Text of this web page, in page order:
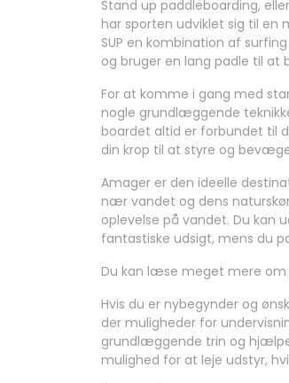
Stand up paddleboarding,
har sporten udviklet sig til en
SUP en kombination af
og bruger en lang padle til
For at komme i gang med
nogle grundlæggende
boardet altid er forbundet til
din krop til at styre og
Amager er den ideelle
nær vandet og dens
oplevelse på vandet. Du kan
fantastiske udsigt, mens du
Du kan læse meget mere om
Hvis du er nybegynder og
der muligheder for
grundlæggende trin og hjælpe
mulighed for at leje udstyr,